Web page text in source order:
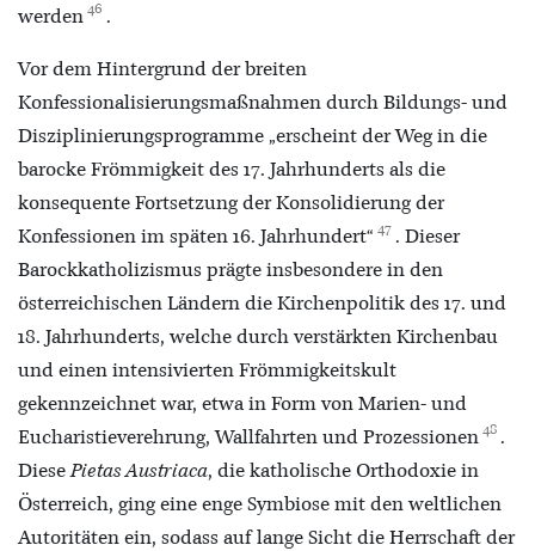
werden 46 .
Vor dem Hintergrund der breiten
Konfessionalisierungsmaßnahmen durch Bildungs- und
Disziplinierungsprogramme „erscheint der Weg in die
barocke Frömmigkeit des 17. Jahrhunderts als die
konsequente Fortsetzung der Konsolidierung der
Konfessionen im späten 16. Jahrhundert“ 47 . Dieser
Barockkatholizismus prägte insbesondere in den
österreichischen Ländern die Kirchenpolitik des 17. und
18. Jahrhunderts, welche durch verstärkten Kirchenbau
und einen intensivierten Frömmigkeitskult
gekennzeichnet war, etwa in Form von Marien- und
Eucharistieverehrung, Wallfahrten und Prozessionen 48 .
DiesePietas Austriaca, die katholische Orthodoxie in
Österreich, ging eine enge Symbiose mit den weltlichen
Autoritäten ein, sodass auf lange Sicht die Herrschaft der